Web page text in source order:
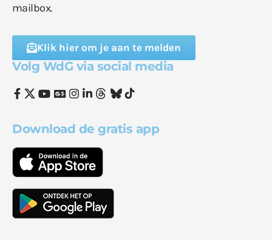
mailbox.
Klik hier om je aan te melden
Volg WdG via social media
Download de gratis app